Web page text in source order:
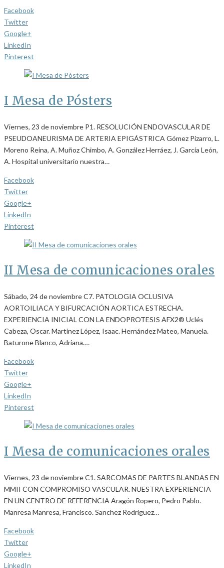
Facebook
Twitter
Google+
LinkedIn
Pinterest
I Mesa de Pósters
Viernes, 23 de noviembre P1. RESOLUCIÓN ENDOVASCULAR DE
PSEUDOANEURISMA DE ARTERIA EPIGÁSTRICA Gómez Pizarro, L.
Moreno Reina, A. Muñoz Chimbo, A. González Herráez, J. García León,
A. Hospital universitario nuestra…
Facebook
Twitter
Google+
LinkedIn
Pinterest
II Mesa de comunicaciones orales
Sábado, 24 de noviembre C7. PATOLOGIA OCLUSIVA
AORTOILIACA Y BIFURCACIÓN AORTICA ESTRECHA.
EXPERIENCIA INICIAL CON LA ENDOPROTESIS AFX2® Uclés
Cabeza, Oscar. Martínez López, Isaac. Hernández Mateo, Manuela.
Baturone Blanco, Adriana.…
Facebook
Twitter
Google+
LinkedIn
Pinterest
I Mesa de comunicaciones orales
Viernes, 23 de noviembre C1. SARCOMAS DE PARTES BLANDAS EN
MMII CON COMPROMISO VASCULAR. NUESTRA EXPERIENCIA
EN UN CENTRO DE REFERENCIA Aragón Ropero, Pedro Pablo.
Manresa Manresa, Francisco. Sanchez Rodriguez…
Facebook
Twitter
Google+
LinkedIn